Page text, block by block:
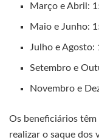
Março e Abril:
Maio e Junho:
Julho e Agosto:
Setembro e
Novembro e
Os beneficiários têm
realizar o saque dos